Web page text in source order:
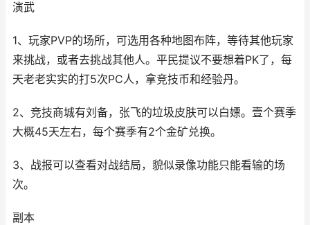
演武
1、玩家PVP的场所，可选用各种地图布阵，等待其他玩家
来挑战，或者去挑战其他人。平民提议不要想着PK了，每
天老老实实的打5次PC人，拿竞技币和经验丹。
2、竞技商城有刘备，张飞的垃圾皮肤可以白嫖。壹个赛季
大概45天左右，每个赛季有2个金矿兑换。
3、战报可以查看对战结局，貌似录像功能只能看输的场
次。
副本